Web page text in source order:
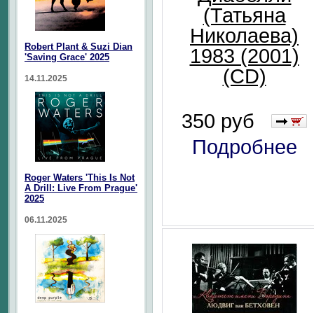
(Татьяна
Николаева)
1983 (2001)
(CD)
350 руб
Подробнее
Robert Plant & Suzi Dian
'Saving Grace' 2025
14.11.2025
Roger Waters 'This Is Not
A Drill: Live From Prague'
2025
06.11.2025